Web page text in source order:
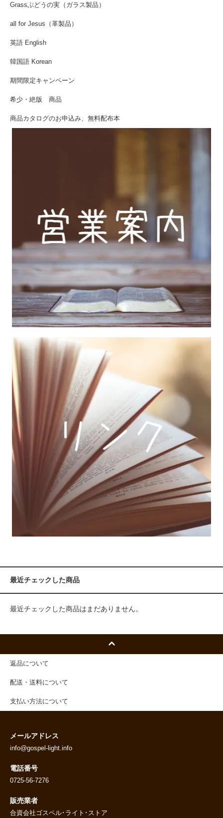
Grassぶどうの実（ガラス製品）
all for Jesus（革製品）
英語 English
韓国語 Korean
期間限定キャンペーン
希少・絶版 商品
商品カタログのお申込み、無料配布本
最近チェックした商品
最近チェックした商品はまだありません。
返品について
配送・送料について
支払い方法について
メールアドレス
info@gospel-light.info
電話番号
0725-56-7276
販売業者
合資会社ゴスペル･ライト･ストア